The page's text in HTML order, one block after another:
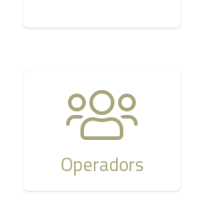
Operadors